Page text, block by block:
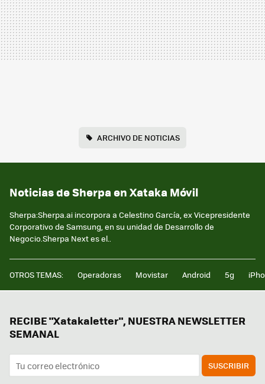
ARCHIVO DE NOTICIAS
Noticias de Sherpa en Xataka Móvil
Sherpa:Sherpa.ai incorpora a Celestino García, ex Vicepresidente
Corporativo de Samsung, en su unidad de Desarrollo de
Negocio.Sherpa Next es el..
OTROS TEMAS: Operadoras Movistar Android 5g
RECIBE "Xatakaletter", NUESTRA NEWSLETTER
SEMANAL
SUSCRIBIR